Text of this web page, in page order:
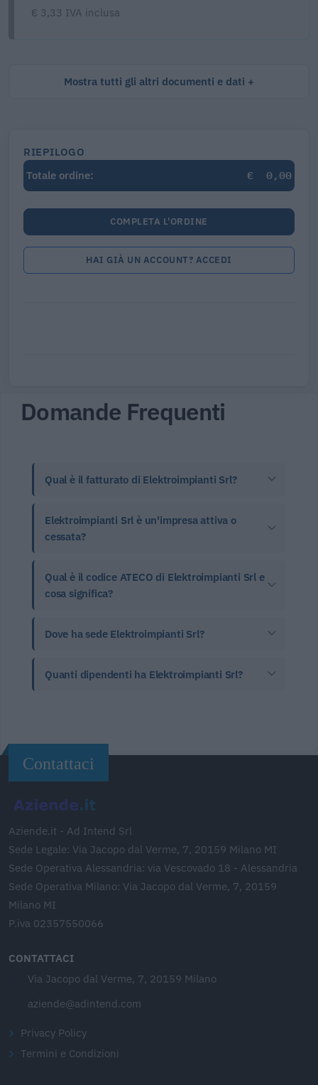
€ 3,33 IVA inclusa
Mostra tutti gli altri documenti e dati
RIEPILOGO
Totale ordine:
€ 0,00
COMPLETA L'ORDINE
HAI GIÀ UN ACCOUNT? ACCEDI
Domande Frequenti
Qual è il fatturato di Elektroimpianti Srl?
Elektroimpianti Srl è un'impresa attiva o
cessata?
Qual è il codice ATECO di Elektroimpianti Srl e
cosa significa?
Dove ha sede Elektroimpianti Srl?
Quanti dipendenti ha Elektroimpianti Srl?
Contattaci
Aziende.it - Ad Intend Srl
Sede Legale: Via Jacopo dal Verme, 7, 20159 Milano MI
Sede Operativa Alessandria: via Vescovado 18 - Alessandria
Sede Operativa Milano: Via Jacopo dal Verme, 7, 20159
Milano MI
P.iva 02357550066
CONTATTACI
Via Jacopo dal Verme, 7, 20159 Milano
aziende@adintend.com
Privacy Policy
Termini e Condizioni